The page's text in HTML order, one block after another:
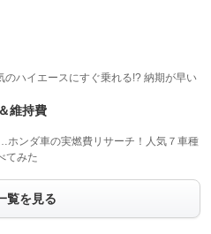
のハイエースにすぐ乗れる!? 納期が早い
維持費
ホンダ車の実燃費リサーチ！人気７車種
てみた
覧を見る